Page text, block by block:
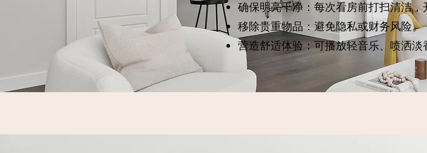
确保明亮干净：每次看房前打扫清洁，
移除贵重物品：避免隐私或财务风险。
营造舒适体验：可播放轻音乐、喷洒